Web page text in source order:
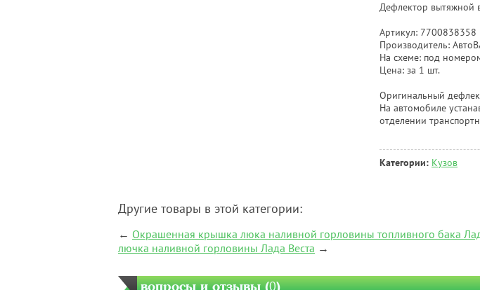
Дефлектор вытяжной
Артикул: 7700838358
Производитель:
На схеме: под
Цена: за 1 шт.
Оригинальный
На автомобиле
отделении
Категории: Кузов
Другие товары в этой категории:
← Окрашенная крышка люка наливной горловины топливного бака
лючка наливной горловины Лада Веста →
вопросы и отзывы (0)